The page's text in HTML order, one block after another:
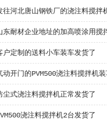
往河北唐山钢铁厂的浇注料搅拌
东耐材企业地址的加高喷涂用搅
户定制的送料小车装车发货了
动开门的PVM500浇注料搅拌机装
尘式浇注料搅拌机正常发货了
浇注料搅拌机2台发货了